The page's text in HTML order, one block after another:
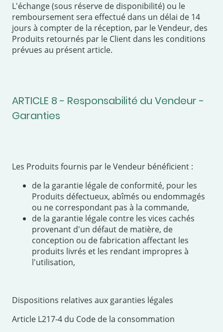
L'échange (sous réserve de disponibilité) ou le
remboursement sera effectué dans un délai de 14
jours à compter de la réception, par le Vendeur, des
Produits retournés par le Client dans les conditions
prévues au présent article.
ARTICLE 8 - Responsabilité du Vendeur -
Garanties
Les Produits fournis par le Vendeur bénéficient :
de la garantie légale de conformité, pour les
Produits défectueux, abîmés ou endommagés
ou ne correspondant pas à la commande,
de la garantie légale contre les vices cachés
provenant d'un défaut de matière, de
conception ou de fabrication affectant les
produits livrés et les rendant impropres à
l'utilisation,
Dispositions relatives aux garanties légales
Article L217-4 du Code de la consommation